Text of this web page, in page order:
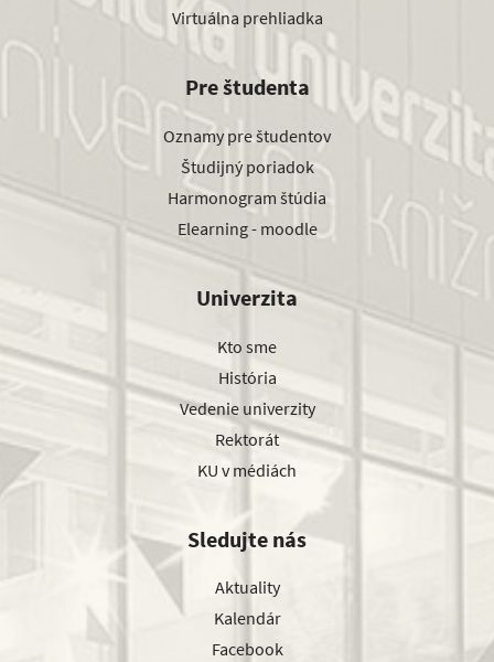
Virtuálna prehliadka
Pre študenta
Oznamy pre študentov
Študijný poriadok
Harmonogram štúdia
Elearning - moodle
Univerzita
Kto sme
História
Vedenie univerzity
Rektorát
KU v médiách
Sledujte nás
Aktuality
Kalendár
Facebook